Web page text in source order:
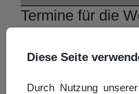
Termine für die
Montag
Diese Seite
Durch Nutzung